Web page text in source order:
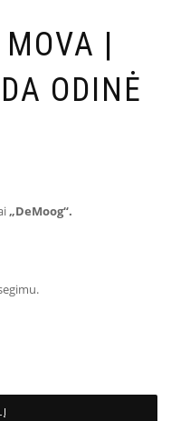
|
ODINĖ
„DeMoog“.